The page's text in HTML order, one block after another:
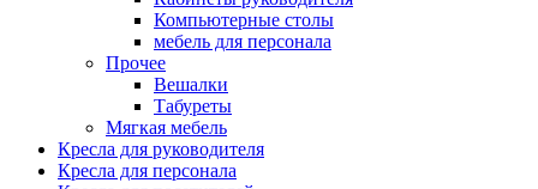
Компьютерные столы
мебель для персонала
Прочее
Вешалки
Табуреты
Мягкая мебель
Кресла для руководителя
Кресла для персонала